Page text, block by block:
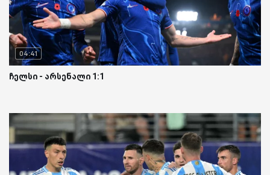
04:41
ჩელსი - არსენალი 1:1